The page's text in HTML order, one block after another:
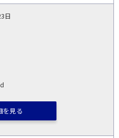
日
を見る